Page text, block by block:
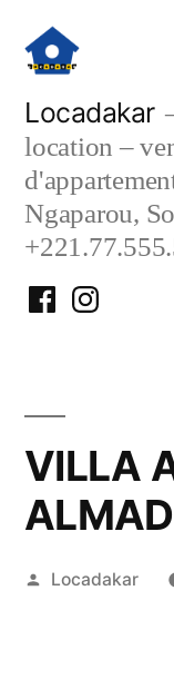
contenu
Locadakar
location –
Ngaparou,
FacebookInstagram
VILLA
Publié
Locadakar